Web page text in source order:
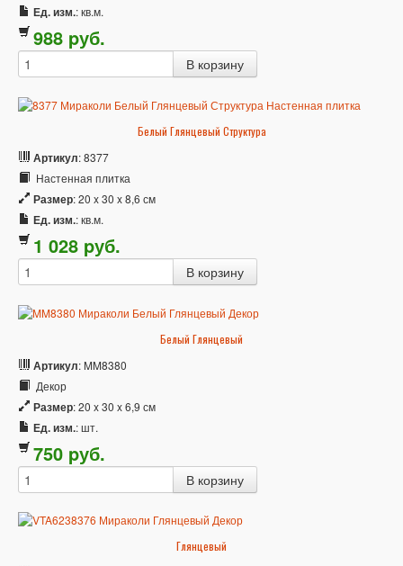
Ед. изм.: кв.м.
988 pуб.
Белый Глянцевый Структура
Артикул: 8377
Настенная плитка
Размер: 20 x 30 x 8,6 см
Ед. изм.: кв.м.
1 028 pуб.
Белый Глянцевый
Артикул: MM8380
Декор
Размер: 20 x 30 x 6,9 см
Ед. изм.: шт.
750 pуб.
Глянцевый